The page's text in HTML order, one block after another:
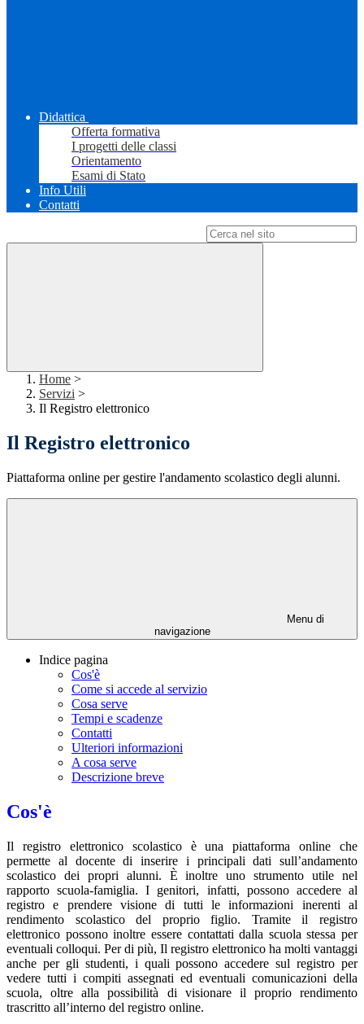
Didattica
Offerta formativa
I progetti delle classi
Orientamento
Esami di Stato
Info Utili
Contatti
Home >
Servizi >
Il Registro elettronico
Il Registro elettronico
Piattaforma online per gestire l'andamento scolastico degli alunni.
Menu di
navigazione
Indice pagina
Cos'è
Come si accede al servizio
Cosa serve
Tempi e scadenze
Contatti
Ulteriori informazioni
A cosa serve
Descrizione breve
Cos'è
Il registro elettronico scolastico è una piattaforma online che
permette al docente di inserire i principali dati sull’andamento
scolastico dei propri alunni. È inoltre uno strumento utile nel
rapporto scuola-famiglia. I genitori, infatti, possono accedere al
registro e prendere visione di tutti le informazioni inerenti al
rendimento scolastico del proprio figlio. Tramite il registro
elettronico possono inoltre essere contattati dalla scuola stessa per
eventuali colloqui. Per di più, Il registro elettronico ha molti vantaggi
anche per gli studenti, i quali possono accedere sul registro per
vedere tutti i compiti assegnati ed eventuali comunicazioni della
scuola, oltre alla possibilità di visionare il proprio rendimento
trascritto all’interno del registro online.